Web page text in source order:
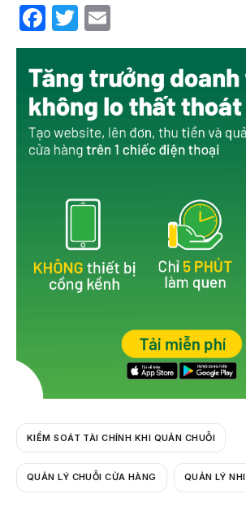
F
a
c
e
b
o
T
w
itt
er
m
ail
KIỂM SOÁT TÀI CHÍNH KHI QUẢN CHUỖI
QUẢN LÝ CHUỖI CỬA HÀNG QUẢN LÝ